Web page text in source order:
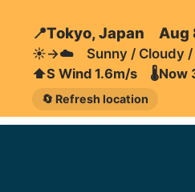
📍Tokyo, Japan
☀️→☁️ Sunny / Cloudy /
⬆️S Wind 1.6m/s 🌡️Now
🔄 Refresh location